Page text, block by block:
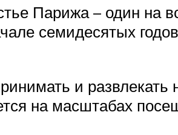
Парижа – один на
семидесятых
и
на масштабах